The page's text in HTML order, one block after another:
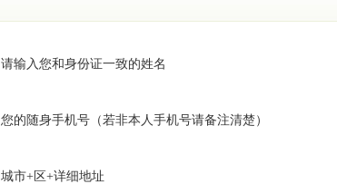
请输入您和身份证一致的姓名
您的随身手机号（若非本人手机号请备注清楚）
城市+区+详细地址